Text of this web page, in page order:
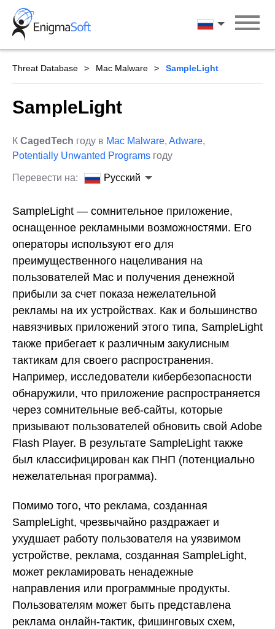
Skip
content
Русский
Threat Database Mac Malware SampleLight
SampleLight
К CagedTech году в Mac Malware, Adware,
Potentially Unwanted Programs году
Перевести на: Русский
SampleLight — сомнительное приложение,
оснащенное рекламными возможностями. Его
операторы используют его для
преимущественного нацеливания на
пользователей Mac и получения денежной
прибыли за счет показа нежелательной
рекламы на их устройствах. Как и большинство
навязчивых приложений этого типа, SampleLight
также прибегает к различным закулисным
тактикам для своего распространения.
Например, исследователи кибербезопасности
обнаружили, что приложение распространяется
через сомнительные веб-сайты, которые
призывают пользователей обновить свой Adobe
Flash Player. В результате SampleLight также
был классифицирован как ПНП (потенциально
нежелательная программа).
Помимо того, что реклама, созданная
SampleLight, чрезвычайно раздражает и
ухудшает работу пользователя на уязвимом
устройстве, реклама, созданная SampleLight,
может рекламировать ненадежные
направления или программные продукты.
Пользователям может быть представлена
реклама онлайн-тактик, фишинговых схем,